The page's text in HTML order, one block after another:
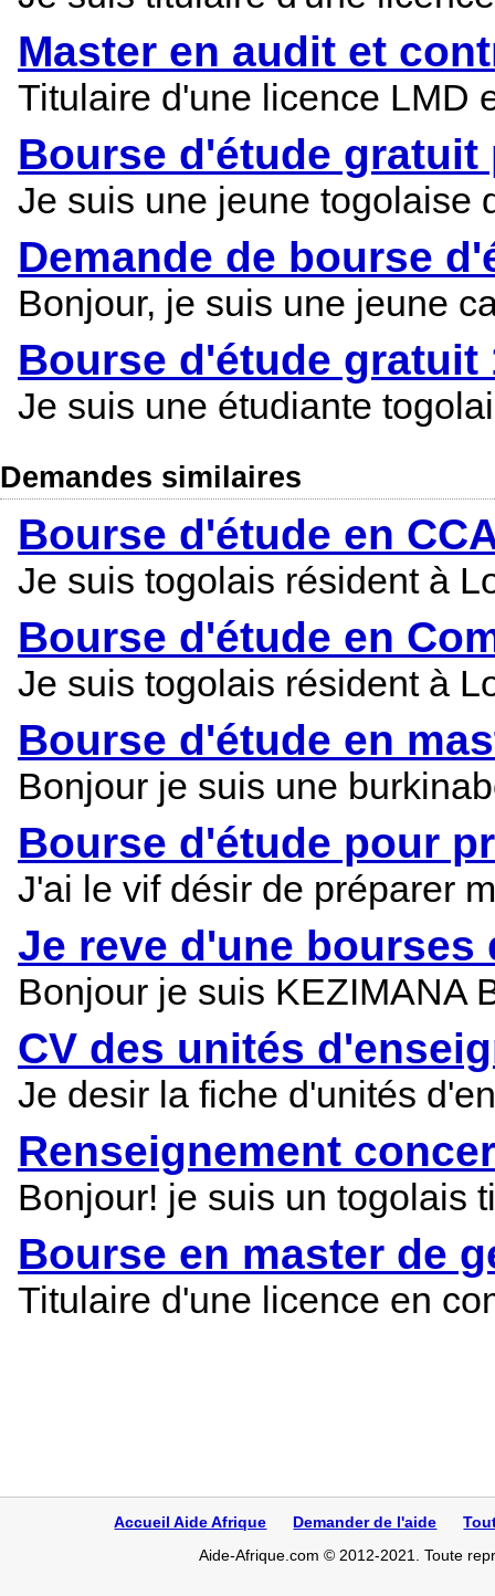
Master en audit et
Titulaire d'une licence LMD
Bourse d'étude
Je suis une jeune togolaise
Demande de bourse
Bonjour, je suis une jeune
Bourse d'étude
Je suis une étudiante
Demandes similaires
Bourse d'étude en
Je suis togolais résident à
Bourse d'étude en
Je suis togolais résident à
Bourse d'étude en
Bonjour je suis une
Bourse d'étude pour
J'ai le vif désir de préparer
Je reve d'une bourses
Bonjour je suis KEZIMANA
CV des unités
Je desir la fiche d'unités
Renseignement
Bonjour! je suis un togolais
Bourse en master de
Titulaire d'une licence en
Accueil Aide Afrique Demander de l'aide
Aide-Afrique.com © 2012-2021. Toute